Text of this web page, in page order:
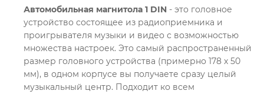
Автомобильная магнитола 1 DIN - это головное
устройство состоящее из радиоприемника и
проигрывателя музыки и видео с возможностью
множества настроек. Это самый распространенный
размер головного устройства (примерно 178 х 50
мм), в одном корпусе вы получаете сразу целый
музыкальный центр. Подходит ко всем